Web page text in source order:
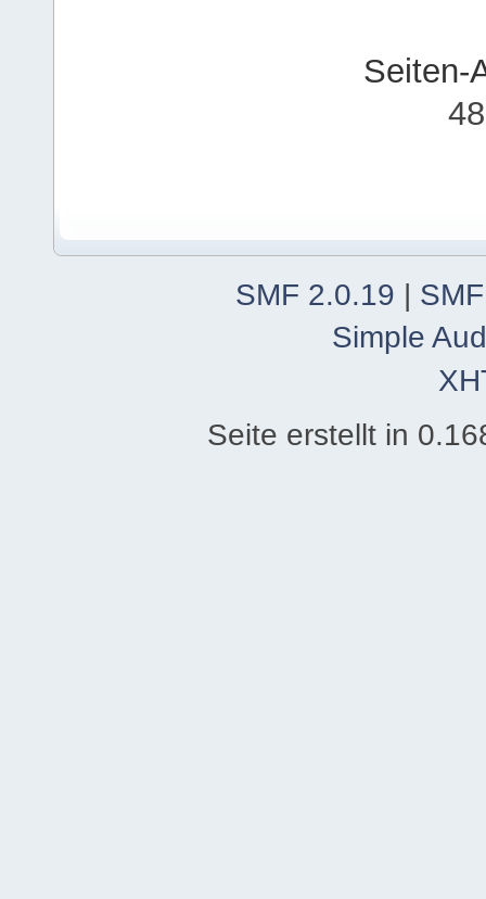
Seiten-
SMF 2.0.19 |
Simple
Seite erstellt in